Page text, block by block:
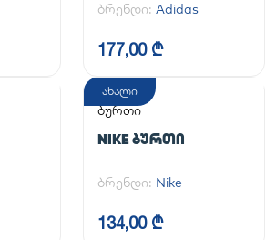
ბრენდი: Adidas
177,00 ₾
ახალი
ბურთი
NIKE ᲑᲣᲠᲗᲘ
ბრენდი: Nike
134,00 ₾